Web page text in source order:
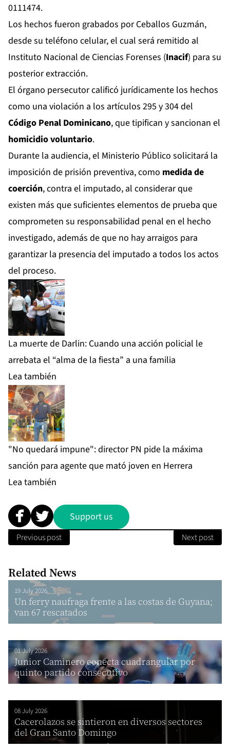
0111474.
Los hechos fueron grabados por Ceballos Guzmán,
desde su teléfono celular, el cual será remitido al
Instituto Nacional de Ciencias Forenses (Inacif) para su
posterior extracción.
El órgano persecutor calificó jurídicamente los hechos
como una violación a los artículos 295 y 304 del
Código Penal Dominicano, que tipifican y sancionan el
homicidio voluntario.
Durante la audiencia, el Ministerio Público solicitará la
imposición de prisión preventiva, como medida de
coerción, contra el imputado, al considerar que
existen más que suficientes elementos de prueba que
comprometen su responsabilidad penal en el hecho
investigado, además de que no hay arraigos para
garantizar la presencia del imputado a todos los actos
del proceso.
La muerte de Darlin: Cuando una acción policial le
arrebata el “alma de la fiesta” a una familia
Lea también
"No quedará impune": director PN pide la máxima
sanción para agente que mató joven en Herrera
Lea también
Support us
Previous post Next post
Related News
19 July 2026
Un ferry naufraga frente a las costas de Guyana;
van 67 rescatados
01 July 2026
Junior Caminero conecta cuadrangular por
quinto partido consecutivo
08 July 2026
Cacerolazos se sintieron en diversos sectores
del Gran Santo Domingo